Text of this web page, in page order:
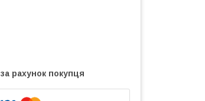
за рахунок покупця